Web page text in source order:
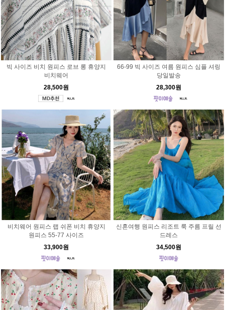
빅 사이즈 비치 원피스 로브 롱 휴양지
비치웨어
28,500원
66-99 빅 사이즈 여름 원피스 심플 셔링
당일발송
28,300원
비치웨어 원피스 랩 쉬폰 비치 휴양지
원피스 55-77 사이즈
33,900원
신혼여행 원피스 리조트 룩 주름 프릴 선
드레스
34,500원